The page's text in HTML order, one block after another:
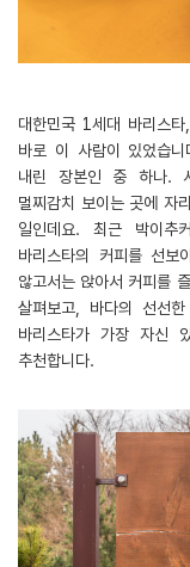
대한민국 1세대 바리스
바로 이 사람이 있었습
내린 장본인 중 하나.
멀찌감치 보이는 곳에 자
일인데요. 최근 박이추
바리스타의 커피를 선보
않고서는 앉아서 커피를
살펴보고, 바다의 선선
바리스타가 가장 자신
추천합니다.